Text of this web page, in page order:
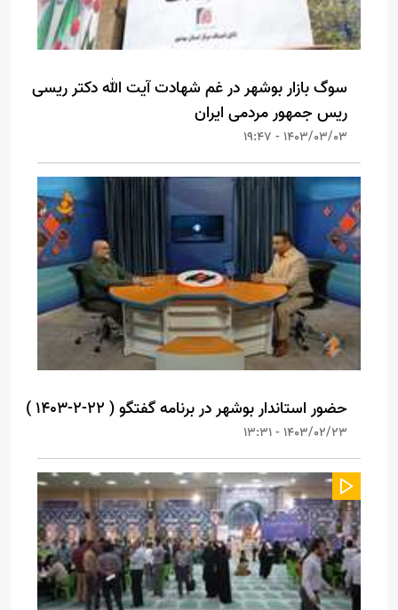
سوگ بازار بوشهر در غم شهادت آیت الله دکتر ریسی
ریس جمهور مردمی ایران
1403/03/03 - 19:47
حضور استاندار بوشهر در برنامه گفتگو ( 22-2-1403 )
1403/02/23 - 13:31